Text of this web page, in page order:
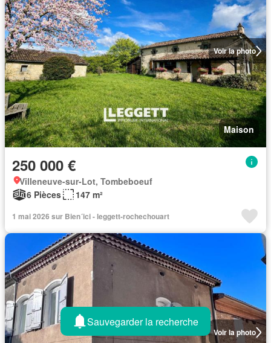
Voir la photo
Maison
250 000 €
Villeneuve-sur-Lot, Tombeboeuf
6 Pièces
147 m²
1 mai 2026 sur Bien´ici - leggett-rochechouart
Voir la photo
Sauvegarder la recherche